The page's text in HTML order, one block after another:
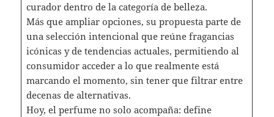
curador dentro de la categoría de belleza.
Más que ampliar opciones, su propuesta parte de
una selección intencional que reúne fragancias
icónicas y de tendencias actuales, permitiendo al
consumidor acceder a lo que realmente está
marcando el momento, sin tener que filtrar entre
decenas de alternativas.
Hoy, el perfume no solo acompaña: define